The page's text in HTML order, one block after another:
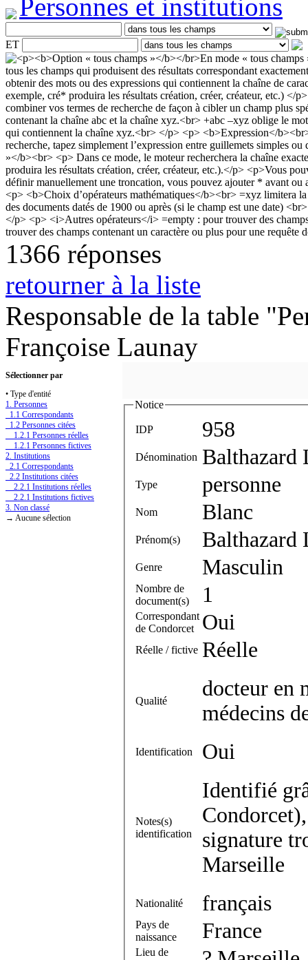
Personnes et institutions
ET
1366 réponses
retourner à la liste
Responsable de la table
Françoise Launay
Sélectionner par
• Type d'entité
1. Personnes
1.1 Correspondants
1.2 Personnes citées
1.2.1 Personnes réelles
1.2.1 Personnes fictives
2. Institutions
2.1 Correspondants
2.2 Institutions citées
2.2.1 Institutions réelles
2.2.1 Institutions fictives
3. Non classé
→ Aucune sélection
Notice
IDP 958
Dénomination Balthazard
Type personne
Nom Blanc
Prénom(s) Balthazard
Genre Masculin
Nombre de
document(s)
1
Correspondant
de Condorcet
Oui
Réelle / fictive Réelle
Qualité
docteur en
médecins
Identification Oui
Notes(s)
identification
Identifié
signature
Marseille
Nationalité français
Pays de
naissance
France
Lieu de